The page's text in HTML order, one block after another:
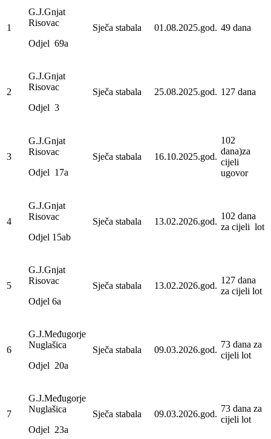
1
G.J.Gnjat
Risovac
Odjel 69a
Sječa stabala 01.08.2025.god. 49 dana
2
G.J.Gnjat
Risovac
Odjel 3
Sječa stabala 25.08.2025.god. 127 dana
3
G.J.Gnjat
Risovac
Odjel 17a
Sječa stabala 16.10.2025.god.
102
dana)za
cijeli
ugovor
4
G.J.Gnjat
Risovac
Odjel 15ab
Sječa stabala 13.02.2026.god.
102 dana
za cijeli lot
5
G.J.Gnjat
Risovac
Odjel 6a
Sječa stabala 13.02.2026.god.
127 dana
za cijeli lot
6
G.J.Međugorje
Nuglašica
Odjel 20a
Sječa stabala 09.03.2026.god.
73 dana za
cijeli lot
7
G.J.Međugorje
Nuglašica
Odjel 23a
Sječa stabala 09.03.2026.god.
73 dana za
cijeli lot